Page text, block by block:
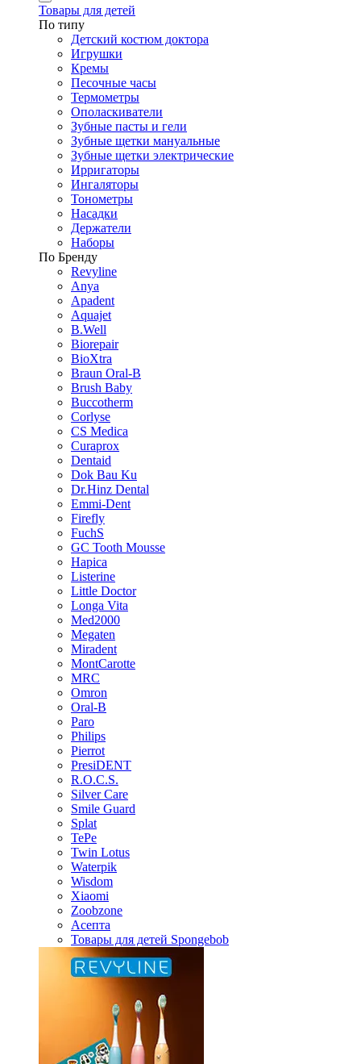
Товары для детей
По типу
Детский костюм доктора
Игрушки
Кремы
Песочные часы
Термометры
Ополаскиватели
Зубные пасты и гели
Зубные щетки мануальные
Зубные щетки электрические
Ирригаторы
Ингаляторы
Тонометры
Насадки
Держатели
Наборы
По Бренду
Revyline
Anya
Apadent
Aquajet
B.Well
Biorepair
BioXtra
Braun Oral-B
Brush Baby
Buccotherm
Corlyse
CS Medica
Curaprox
Dentaid
Dok Bau Ku
Dr.Hinz Dental
Emmi-Dent
Firefly
FuchS
GC Tooth Mousse
Hapica
Listerine
Little Doctor
Longa Vita
Med2000
Megaten
Miradent
MontCarotte
MRC
Omron
Oral-B
Paro
Philips
Pierrot
PresiDENT
R.O.C.S.
Silver Care
Smile Guard
Splat
TePe
Twin Lotus
Waterpik
Wisdom
Xiaomi
Zoobzone
Асепта
Товары для детей Spongebob